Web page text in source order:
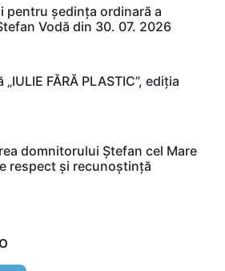
pentru ședința ordinară a
Vodă din 30. 07. 2026
FĂRĂ PLASTIC”, ediția
domnitorului Ștefan cel Mare
respect și recunoștință